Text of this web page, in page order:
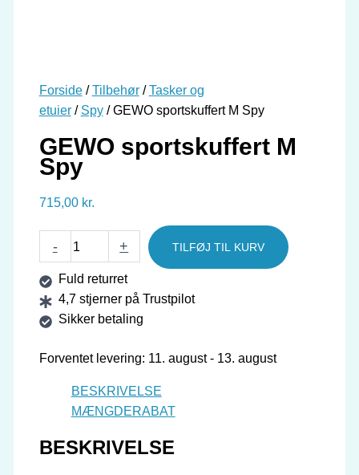
Forside/Tilbehør/Tasker og
etuier/ Spy/ GEWO sportskuffert M Spy
GEWO sportskuffert M
Spy
715,00 kr.
-
GEWO
sportskuffert
M
Spy
antal
+ TILFØJ TIL KURV
Fuld returret
4,7 stjerner på Trustpilot
Sikker betaling
Forventet levering: 11. august - 13. august
BESKRIVELSE
MÆNGDERABAT
BESKRIVELSE